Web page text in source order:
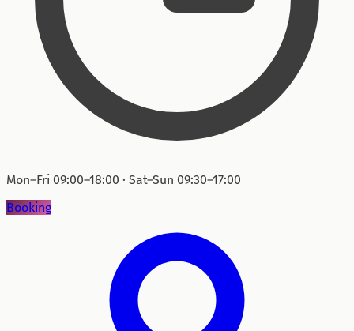
Mon–Fri 09:00–18:00 · Sat–Sun 09:30–17:00
Booking